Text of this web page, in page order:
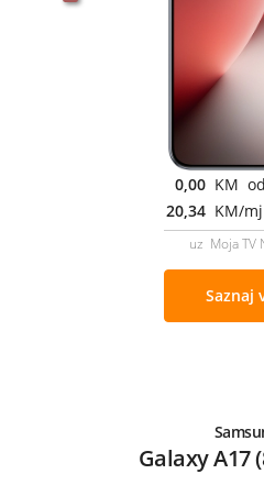
0,00 KM
20,34 KM/
uz Moja TV
Saznaj
Galaxy A17